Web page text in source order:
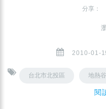
分享：
2010-01-
台北市北投區 地熱
閱